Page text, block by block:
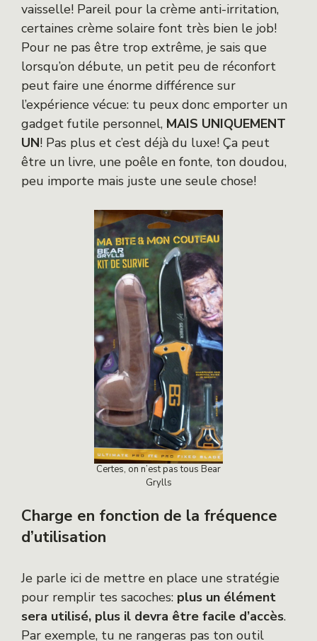
vaisselle! Pareil pour la crème anti-irritation,
certaines crème solaire font très bien le job!
Pour ne pas être trop extrême, je sais que
lorsqu’on débute, un petit peu de réconfort
peut faire une énorme différence sur
l’expérience vécue: tu peux donc emporter un
gadget futile personnel, MAIS UNIQUEMENT
UN! Pas plus et c’est déjà du luxe! Ça peut
être un livre, une poêle en fonte, ton doudou,
peu importe mais juste une seule chose!
Certes, on n’est pas tous Bear
Grylls
Charge en fonction de la fréquence
d’utilisation
Je parle ici de mettre en place une stratégie
pour remplir tes sacoches: plus un élément
sera utilisé, plus il devra être facile d’accès.
Par exemple, tu ne rangeras pas ton outil